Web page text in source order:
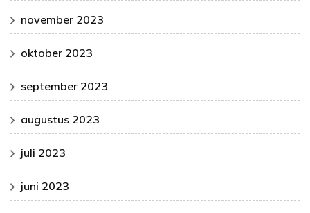
november 2023
oktober 2023
september 2023
augustus 2023
juli 2023
juni 2023